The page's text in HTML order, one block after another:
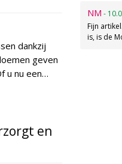
dankzij
geven
u nu een…
en
NM -
Fijn
is, is de